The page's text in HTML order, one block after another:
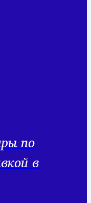
по
в